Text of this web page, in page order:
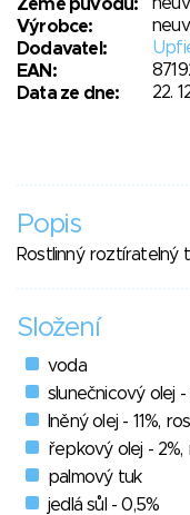
Země původu:
Výrobce:
Dodavatel:
EAN:
Data ze dne:
22.
Popis
Rostlinný roztíratelný
Složení
voda
slunečnicový olej -
lněný olej - 11%,
řepkový olej - 2%,
palmový tuk
jedlá sůl - 0,5%